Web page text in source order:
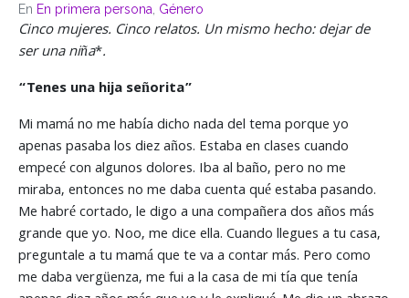
En En primera persona Género
Cinco mujeres. Cinco relatos. Un mismo hecho: dejar de
ser una niña*.
“Tenes una hija señorita”
Mi mamá no me había dicho nada del tema porque yo
apenas pasaba los diez años. Estaba en clases cuando
empecé con algunos dolores. Iba al baño, pero no me
miraba, entonces no me daba cuenta qué estaba pasando.
Me habré cortado, le digo a una compañera dos años más
grande que yo. Noo, me dice ella. Cuando llegues a tu casa,
preguntale a tu mamá que te va a contar más. Pero como
me daba vergüenza, me fui a la casa de mi tía que tenía